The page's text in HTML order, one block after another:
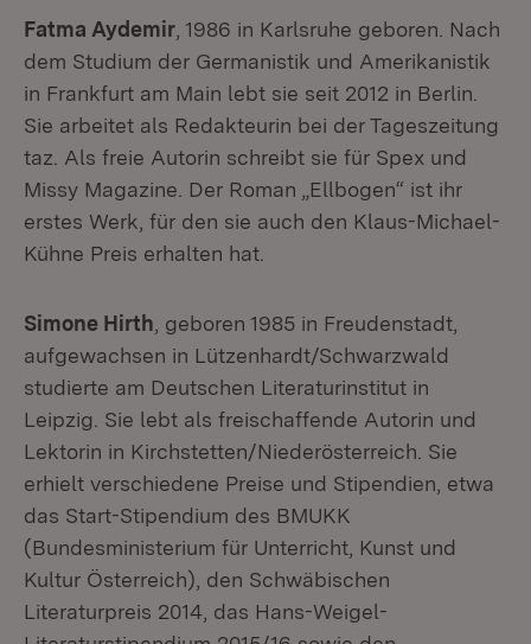
Fatma Aydemir , 1986 in Karlsruhe geboren. Nach
dem Studium der Germanistik und Amerikanistik
in Frankfurt am Main lebt sie seit 2012 in Berlin.
Sie arbeitet als Redakteurin bei der Tageszeitung
taz. Als freie Autorin schreibt sie für Spex und
Missy Magazine. Der Roman „Ellbogen“ ist ihr
erstes Werk, für den sie auch den Klaus-Michael-
Kühne Preis erhalten hat.
Simone Hirth , geboren 1985 in Freudenstadt,
aufgewachsen in Lützenhardt/Schwarzwald
studierte am Deutschen Literaturinstitut in
Leipzig. Sie lebt als freischaffende Autorin und
Lektorin in Kirchstetten/Niederösterreich. Sie
erhielt verschiedene Preise und Stipendien, etwa
das Start-Stipendium des BMUKK
(Bundesministerium für Unterricht, Kunst und
Kultur Österreich), den Schwäbischen
Literaturpreis 2014, das Hans-Weigel-